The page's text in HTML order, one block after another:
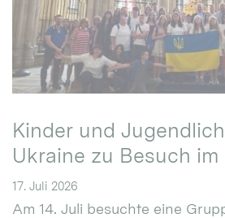
Kinder und
Ukraine zu Besuch im
17. Juli 2026
Am 14. Juli besuchte eine